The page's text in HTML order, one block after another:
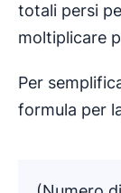
totali persi
moltiplicare
Per
formula per